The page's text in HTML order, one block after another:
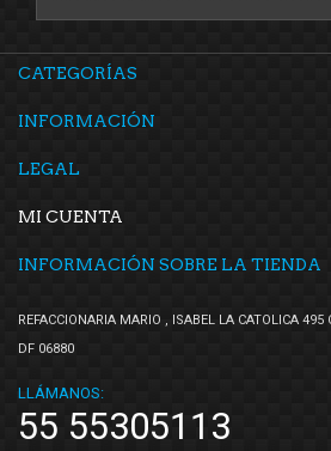
CATEGORÍAS
INFORMACIÓN
LEGAL
MI CUENTA
INFORMACIÓN SOBRE LA TIENDA
REFACCIONARIA MARIO , ISABEL LA CATOLICA 495
DF 06880
LLÁMANOS:
55 55305113